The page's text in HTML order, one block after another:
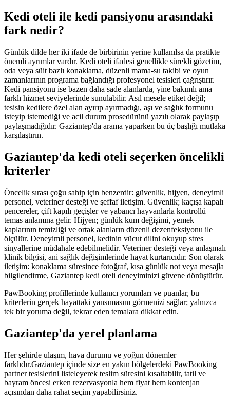
Kedi oteli ile kedi pansiyonu arasındaki
fark nedir?
Günlük dilde her iki ifade de birbirinin yerine kullanılsa da pratikte
önemli ayrımlar vardır. Kedi oteli ifadesi genellikle sürekli gözetim,
oda veya süit bazlı konaklama, düzenli mama-su takibi ve oyun
zamanlarının programa bağlandığı profesyonel tesisleri çağrıştırır.
Kedi pansiyonu ise bazen daha sade alanlarda, yine bakımlı ama
farklı hizmet seviyelerinde sunulabilir. Asıl mesele etiket değil;
tesisin kedilere özel alan ayırıp ayırmadığı, aşı ve sağlık formunu
isteyip istemediği ve acil durum prosedürünü yazılı olarak paylaşıp
paylaşmadığıdır. Gaziantep'da arama yaparken bu üç başlığı mutlaka
karşılaştırın.
Gaziantep'da kedi oteli seçerken öncelikli
kriterler
Öncelik sırası çoğu sahip için benzerdir: güvenlik, hijyen, deneyimli
personel, veteriner desteği ve şeffaf iletişim. Güvenlik; kaçışa kapalı
pencereler, çift kapılı geçişler ve yabancı hayvanlarla kontrollü
temas anlamına gelir. Hijyen; günlük kum değişimi, yemek
kaplarının temizliği ve ortak alanların düzenli dezenfeksiyonu ile
ölçülür. Deneyimli personel, kedinin vücut dilini okuyup stres
sinyallerine müdahale edebilmelidir. Veteriner desteği veya anlaşmalı
klinik bilgisi, ani sağlık değişimlerinde hayat kurtarıcıdır. Son olarak
iletişim: konaklama süresince fotoğraf, kısa günlük not veya mesajla
bilgilendirme, Gaziantep kedi oteli deneyiminizi güvene dönüştürür.
PawBooking profillerinde kullanıcı yorumları ve puanlar, bu
kriterlerin gerçek hayattaki yansımasını görmenizi sağlar; yalnızca
tek bir yoruma değil, tekrar eden temalara dikkat edin.
Gaziantep'da yerel planlama
Her şehirde ulaşım, hava durumu ve yoğun dönemler
farklıdır.Gaziantep içinde size en yakın bölgelerdeki PawBooking
partner tesislerini listeleyerek teslim süresini kısaltabilir, tatil ve
bayram öncesi erken rezervasyonla hem fiyat hem kontenjan
açısından daha rahat seçim yapabilirsiniz.